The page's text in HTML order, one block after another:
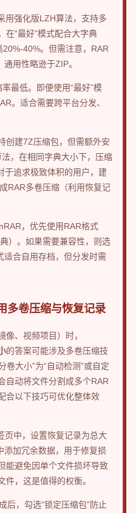
用强化版LZH算法，支持多
在“最好”模式配合大字典
40%。但需注意，RAR
用性略逊于ZIP。
最低。即便使用“最好”模
。适合需要跨平台分发、
创建7Z压缩包，但需额外安
，在相同字典大小下，压缩
于追求极致体积的用户，建
RAR多卷压缩（利用恢复记
，优先使用RAR格式
）。如果需要兼容性，则选
合自用存档，但分发时需
多卷压缩与恢复记录
像、视频项目）时，
的答案可能涉及多卷压缩技
卷大小”为“自动检测”或自定
自动将文件分割成多个RAR
合以下技巧可优化整体效
页中，设置恢复记录为总大
添加冗余数据，用于修复损
能避免因单个文件损坏导致
，这是值得的权衡。
后，勾选“锁定压缩包”防止